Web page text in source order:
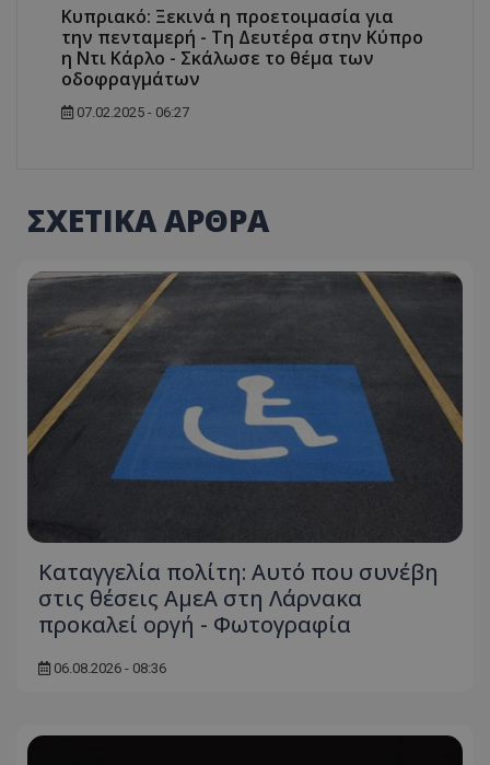
Κυπριακό: Ξεκινά η προετοιμασία για
την πενταμερή - Τη Δευτέρα στην Κύπρο
η Ντι Κάρλο - Σκάλωσε το θέμα των
οδοφραγμάτων
07.02.2025 - 06:27
ΣΧΕΤΙΚΑ ΑΡΘΡΑ
Καταγγελία πολίτη: Αυτό που συνέβη
στις θέσεις ΑμεΑ στη Λάρνακα
προκαλεί οργή - Φωτογραφία
06.08.2026 - 08:36